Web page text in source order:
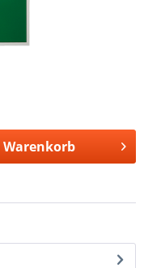
Warenkorb